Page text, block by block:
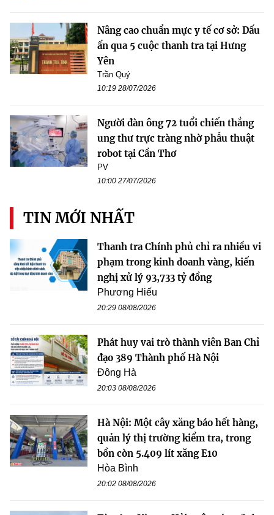
Nâng cao chuẩn mực y tế cơ sở: Dấu
ấn qua 5 cuộc thanh tra tại Hưng
Yên
Trần Quý
10:19 28/07/2026
Người đàn ông 72 tuổi chiến thắng
ung thư trực tràng nhờ phẫu thuật
robot tại Cần Thơ
PV
10:00 27/07/2026
TIN MỚI NHẤT
Thanh tra Chính phủ chỉ ra nhiều vi
phạm trong kinh doanh vàng, kiến
nghị xử lý 93,733 tỷ đồng
Phương Hiếu
20:29 08/08/2026
Phát huy vai trò thành viên Ban Chỉ
đạo 389 Thành phố Hà Nội
Đông Hà
20:03 08/08/2026
Hà Nội: Một cây xăng báo hết hàng,
quản lý thị trường kiểm tra, trong
bồn còn 5.409 lít xăng E10
Hòa Bình
20:02 08/08/2026